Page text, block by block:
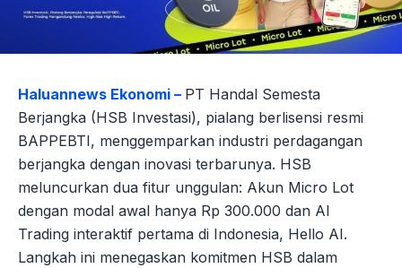
Haluannews Ekonomi – PT Handal Semesta
Berjangka (HSB Investasi), pialang berlisensi resmi
BAPPEBTI, menggemparkan industri perdagangan
berjangka dengan inovasi terbarunya. HSB
meluncurkan dua fitur unggulan: Akun Micro Lot
dengan modal awal hanya Rp 300.000 dan AI
Trading interaktif pertama di Indonesia, Hello AI.
Langkah ini menegaskan komitmen HSB dalam